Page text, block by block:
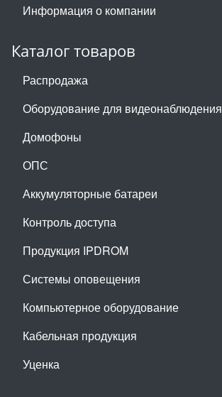
Информация о компании
Каталог товаров
Распродажа
Оборудование для видеонаблюдения
Домофоны
ОПС
Аккумуляторные батареи
Контроль доступа
Продукция IPDROM
Системы оповещения
Компьютерное оборудование
Кабельная продукция
Уценка